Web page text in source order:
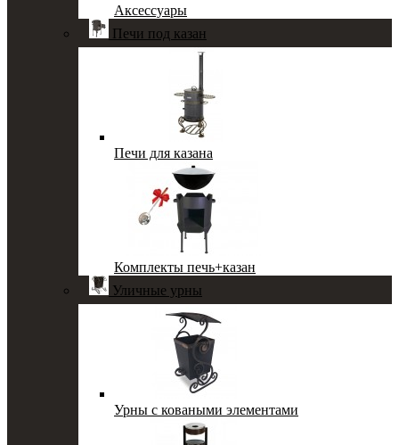
Аксессуары
Печи под казан
Печи для казана
Комплекты печь+казан
Уличные урны
Урны с коваными элементами